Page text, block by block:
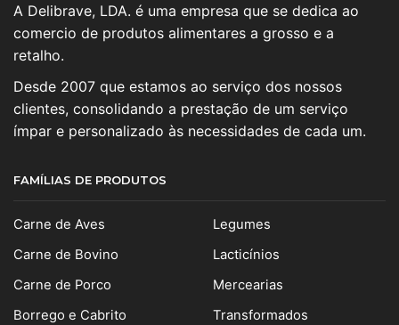
A Delibrave, LDA. é uma empresa que se dedica ao
comercio de produtos alimentares a grosso e a
retalho.
Desde 2007 que estamos ao serviço dos nossos
clientes, consolidando a prestação de um serviço
ímpar e personalizado às necessidades de cada um.
FAMÍLIAS DE PRODUTOS
Carne de Aves
Carne de Bovino
Carne de Porco
Borrego e Cabrito
Legumes
Lacticínios
Mercearias
Transformados